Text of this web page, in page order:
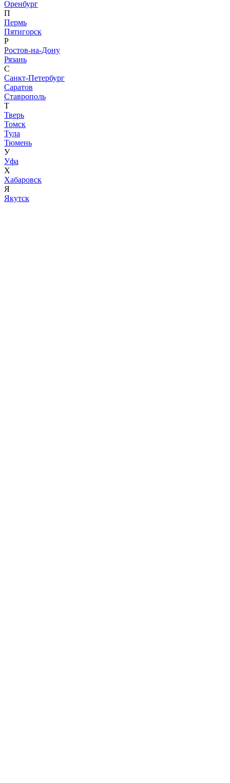
Оренбург
П
Пермь
Пятигорск
Р
Ростов-на-Дону
Рязань
С
Санкт-Петербург
Саратов
Ставрополь
Т
Тверь
Томск
Тула
Тюмень
У
Уфа
Х
Хабаровск
Я
Якутск